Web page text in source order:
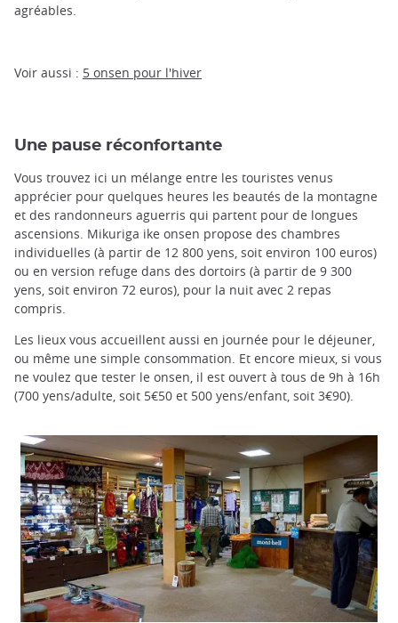
agréables.
Voir aussi : 5 onsen pour l'hiver
Une pause réconfortante
Vous trouvez ici un mélange entre les touristes venus
apprécier pour quelques heures les beautés de la montagne
et des randonneurs aguerris qui partent pour de longues
ascensions. Mikuriga ike onsen propose des chambres
individuelles (à partir de 12 800 yens, soit environ 100 euros)
ou en version refuge dans des dortoirs (à partir de 9 300
yens, soit environ 72 euros), pour la nuit avec 2 repas
compris.
Les lieux vous accueillent aussi en journée pour le déjeuner,
ou même une simple consommation. Et encore mieux, si vous
ne voulez que tester le onsen, il est ouvert à tous de 9h à 16h
(700 yens/adulte, soit 5€50 et 500 yens/enfant, soit 3€90).